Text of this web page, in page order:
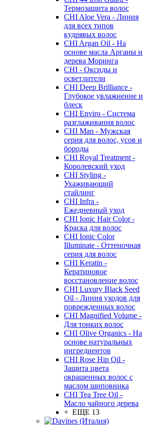
Термозащита волос
CHI Aloe Vera - Линия
для всех типов
кудрявых волос
CHI Argan Oil - На
основе масла Арганы и
дерева Моринга
CHI - Оксиды и
осветлители
CHI Deep Brilliance -
Глубокое увлажнение и
блеск
CHI Enviro - Система
разглаживания волос
CHI Man - Мужская
серия для волос, усов и
бороды
CHI Royal Treatment -
Королевский уход
CHI Styling -
Ухаживающий
стайлинг
CHI Infra -
Ежедневный уход
CHI Ionic Hair Color -
Краска для волос
CHI Ionic Color
Illuminate - Оттеночная
серия для волос
CHI Keratin -
Кератиновое
восстановление волос
CHI Luxury Black Seed
Oil - Линия уходов для
поврежденных волос
CHI Magnified Volume -
Для тонких волос
CHI Olive Organics - На
основе натуральных
ингредиентов
CHI Rose Hip Oil -
Защита цвета
окрашенных волос с
маслом шиповника
CHI Tea Tree Oil -
Масло чайного дерева
+ ЕЩЕ 13